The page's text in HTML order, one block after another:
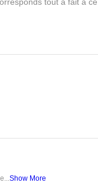
tout à fait à
Show More